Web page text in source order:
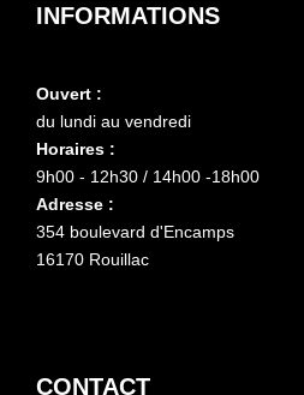
INFORMATIONS
Ouvert :
du lundi au vendredi
Horaires :
9h00 - 12h30 / 14h00 -18h00
Adresse :
354 boulevard d'Encamps
16170 Rouillac
CONTACT